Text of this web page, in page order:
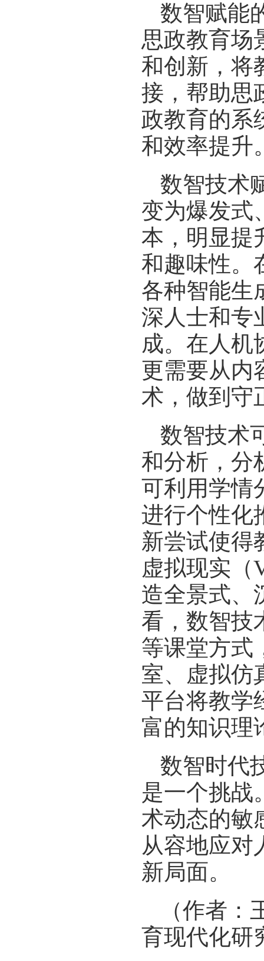
数智赋能
思政教育场
和创新，将
接，帮助思
政教育的系
和效率提升
数智技术
变为爆发式
本，明显提
和趣味性。
各种智能生
深人士和专
成。在人机
更需要从内
术，做到守
数智技术
和分析，分
可利用学情
进行个性化
新尝试使得
虚拟现实（
造全景式、
看，数智技
等课堂方式
室、虚拟仿
平台将教学
富的知识理
数智时代
是一个挑战
术动态的敏
从容地应对
新局面。
（作者
育现代化研